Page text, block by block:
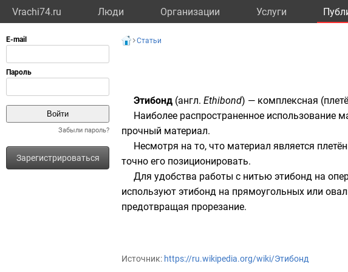
Vrachi74.ru Люди Организации Услуги
Забыли пароль?
Зарегистрироваться
Статьи
Этибонд (англ. Ethibond) — комплексная
Наиболее распространенное использование
прочный материал.
Несмотря на то, что материал является
точно его позиционировать.
Для удобства работы с нитью этибонд на
используют этибонд на прямоугольных или
предотвращая прорезание.
Источник: https://ru.wikipedia.org/wiki/Этибонд